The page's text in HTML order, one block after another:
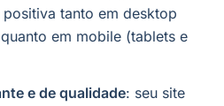
tanto em desktop
em mobile (tablets e
e de qualidade: seu site